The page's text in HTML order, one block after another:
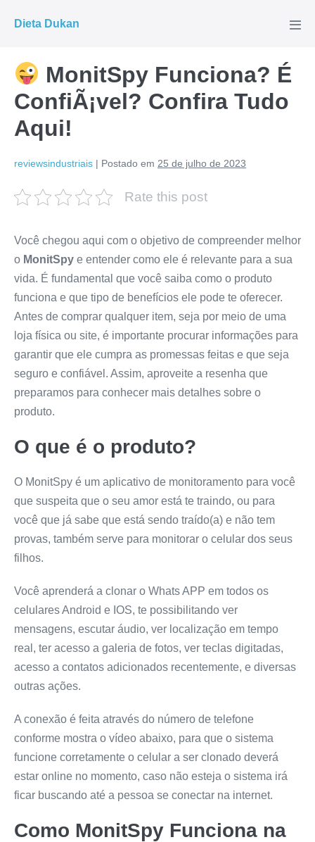
para
conteúdo
Dieta Dukan
MonitSpy Funciona? É
ConfiÃ¡vel? Confira Tudo
Aqui!
reviewsindustriais | Postado em 25 de julho de 2023
Rate this post
Você chegou aqui com o objetivo de compreender melhor
o MonitSpy e entender como ele é relevante para a sua
vida. É fundamental que você saiba como o produto
funciona e que tipo de benefícios ele pode te oferecer.
Antes de comprar qualquer item, seja por meio de uma
loja física ou site, é importante procurar informações para
garantir que ele cumpra as promessas feitas e que seja
seguro e confiável. Assim, aproveite a resenha que
preparamos para conhecer mais detalhes sobre o
produto.
O que é o produto?
O MonitSpy é um aplicativo de monitoramento para você
que suspeita que o seu amor está te traindo, ou para
você que já sabe que está sendo traído(a) e não tem
provas, também serve para monitorar o celular dos seus
filhos.
Você aprenderá a clonar o Whats APP em todos os
celulares Android e IOS, te possibilitando ver
mensagens, escutar áudio, ver localização em tempo
real, ter acesso a galeria de fotos, ver teclas digitadas,
acesso a contatos adicionados recentemente, e diversas
outras ações.
A conexão é feita através do número de telefone
conforme mostra o vídeo abaixo, para que o sistema
funcione corretamente o celular a ser clonado deverá
estar online no momento, caso não esteja o sistema irá
ficar buscando até a pessoa se conectar na internet.
Como MonitSpy Funciona na